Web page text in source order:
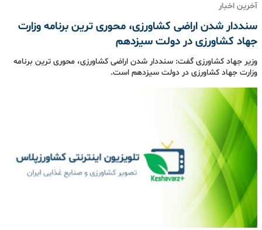
آخرین اخبار
سنددار شدن اراضی کشاورزی، محوری ترین برنامه وزارت
جهاد کشاورزی در دولت سیزدهم
وزیر جهاد کشاورزی گفت: سنددار شدن اراضی کشاورزی، محوری ترین برنامه
وزارت جهاد کشاورزی در دولت سیزدهم است.